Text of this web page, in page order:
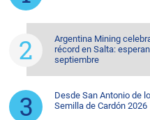
Argentina Mining
récord en Salta:
septiembre
Desde San Antonio de
Semilla de Cardón 2026